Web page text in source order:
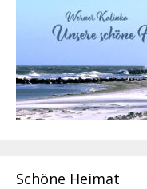
Schöne Heimat